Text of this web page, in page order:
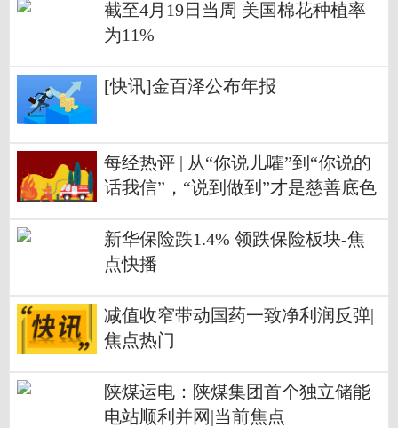
截至4月19日当周 美国棉花种植率
为11%
[快讯]金百泽公布年报
每经热评 | 从“你说儿嚯”到“你说的
话我信”，“说到做到”才是慈善底色
新华保险跌1.4% 领跌保险板块-焦
点快播
减值收窄带动国药一致净利润反弹|
焦点热门
陕煤运电：陕煤集团首个独立储能
电站顺利并网|当前焦点